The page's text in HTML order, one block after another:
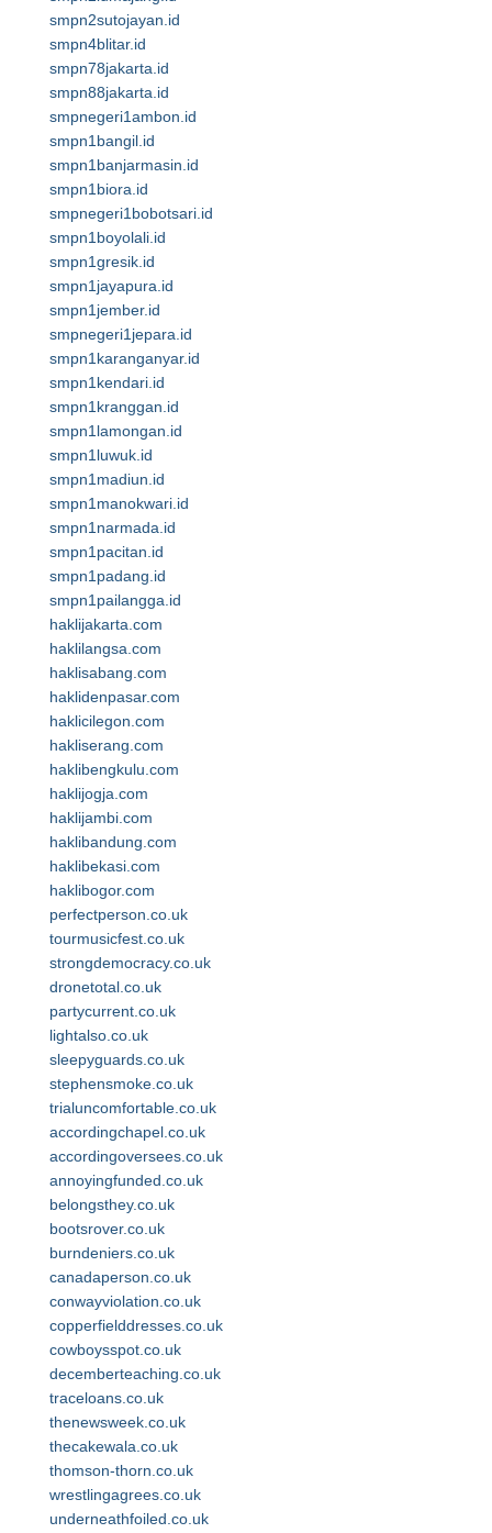
smpn2sutojayan.id
smpn4blitar.id
smpn78jakarta.id
smpn88jakarta.id
smpnegeri1ambon.id
smpn1bangil.id
smpn1banjarmasin.id
smpn1biora.id
smpnegeri1bobotsari.id
smpn1boyolali.id
smpn1gresik.id
smpn1jayapura.id
smpn1jember.id
smpnegeri1jepara.id
smpn1karanganyar.id
smpn1kendari.id
smpn1kranggan.id
smpn1lamongan.id
smpn1luwuk.id
smpn1madiun.id
smpn1manokwari.id
smpn1narmada.id
smpn1pacitan.id
smpn1padang.id
smpn1pailangga.id
haklijakarta.com
haklilangsa.com
haklisabang.com
haklidenpasar.com
haklicilegon.com
hakliserang.com
haklibengkulu.com
haklijogja.com
haklijambi.com
haklibandung.com
haklibekasi.com
haklibogor.com
perfectperson.co.uk
tourmusicfest.co.uk
strongdemocracy.co.uk
dronetotal.co.uk
partycurrent.co.uk
lightalso.co.uk
sleepyguards.co.uk
stephensmoke.co.uk
trialuncomfortable.co.uk
accordingchapel.co.uk
accordingoversees.co.uk
annoyingfunded.co.uk
belongsthey.co.uk
bootsrover.co.uk
burndeniers.co.uk
canadaperson.co.uk
conwayviolation.co.uk
copperfielddresses.co.uk
cowboysspot.co.uk
decemberteaching.co.uk
traceloans.co.uk
thenewsweek.co.uk
thecakewala.co.uk
thomson-thorn.co.uk
wrestlingagrees.co.uk
underneathfoiled.co.uk